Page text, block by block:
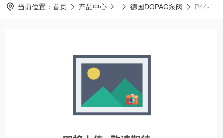
当前位置： 首页 产品中心 德国DOPAG泵阀 P44-11192F鼎銮急速报价 瑞士多派克DOPAGP44-11192F